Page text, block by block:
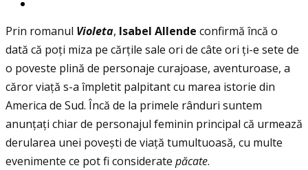
Prin romanul Violeta, Isabel Allende confirmă încă o
dată că poţi miza pe cărţile sale ori de câte ori ţi-e sete de
o poveste plină de personaje curajoase, aventuroase, a
căror viaţă s-a împletit palpitant cu marea istorie din
America de Sud. Încă de la primele rânduri suntem
anunţaţi chiar de personajul feminin principal că urmează
derularea unei povești de viaţă tumultuoasă, cu multe
evenimente ce pot fi considerate păcate.